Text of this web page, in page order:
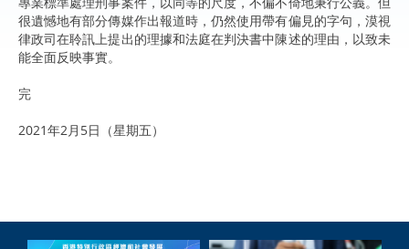
很遺憾地有部分傳媒作出報道時，仍然使用帶有偏見的字句，漠視
律政司在聆訊上提出的理據和法庭在判決書中陳述的理由，以致未
能全面反映事實。
完
2021年2月5日（星期五）